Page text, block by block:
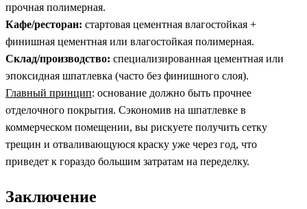
прочная полимерная.
Кафе/ресторан: стартовая цементная влагостойкая +
финишная цементная или влагостойкая полимерная.
Склад/производство: специализированная цементная или
эпоксидная шпатлевка (часто без финишного слоя).
Главный принцип: основание должно быть прочнее
отделочного покрытия. Сэкономив на шпатлевке в
коммерческом помещении, вы рискуете получить сетку
трещин и отваливающуюся краску уже через год, что
приведет к гораздо большим затратам на переделку.
Заключение